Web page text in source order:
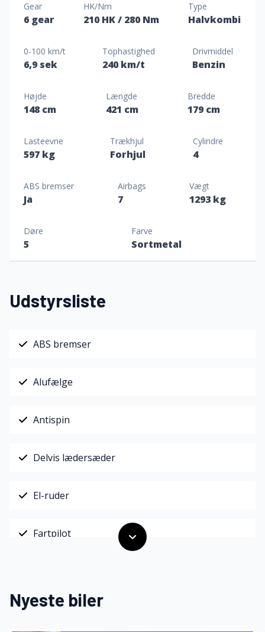
Gear
6 gear
HK/Nm
210 HK/ 280 Nm
Type
Halvkombi
0-100 km/t
6,9 sek
Tophastighed
240 km/t
Drivmiddel
Benzin
Højde
148 cm
Længde
421 cm
Bredde
179 cm
Lasteevne
597 kg
Trækhjul
Forhjul
Cylindre
4
ABS bremser
Ja
Airbags
7
Vægt
1293 kg
Døre
5
Farve
Sortmetal
Udstyrsliste
ABS bremser
Alufælge
Antispin
Delvis lædersæder
El-ruder
Fartpilot
Fuldautomatisk klimaanlæg
Nyeste biler